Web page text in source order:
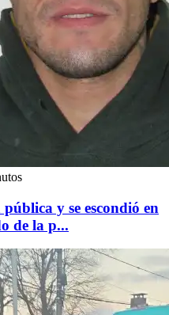
y se escondió en
de la p...